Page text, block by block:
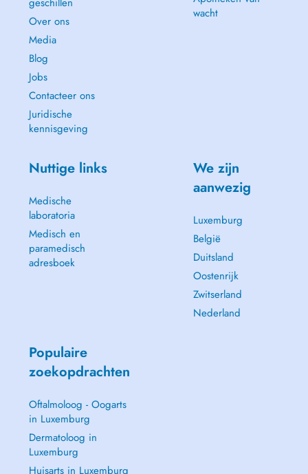
Over ons
Media
Blog
Jobs
Contacteer ons
Juridische
kennisgeving
wacht
Nuttige links
Medische
laboratoria
Medisch en
paramedisch
adresboek
We zijn
aanwezig
Luxemburg
België
Duitsland
Oostenrijk
Zwitserland
Nederland
Populaire
zoekopdrachten
Oftalmoloog - Oogarts
in Luxemburg
Dermatoloog in
Luxemburg
Huisarts in Luxemburg